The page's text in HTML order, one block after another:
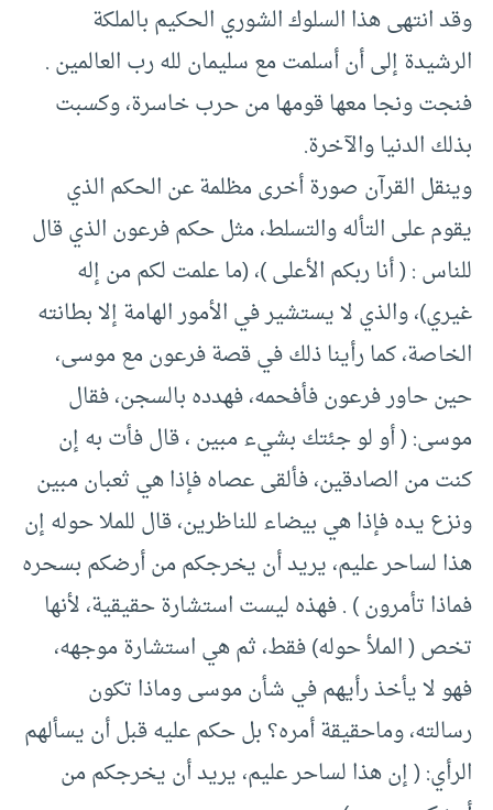
وقد انتهى هذا السلوك الشوري الحكيم بالملكة
الرشيدة إلى أن أسلمت مع سليمان لله رب العالمين .
فنجت ونجا معها قومها من حرب خاسرة، وكسبت
بذلك الدنيا والآخرة.
وينقل القرآن صورة أخرى مظلمة عن الحكم الذي
يقوم على التأله والتسلط، مثل حكم فرعون الذي قال
للناس : ( أنا ربكم الأعلى )، (ما علمت لكم من إله
غيري)، والذي لا يستشير في الأمور الهامة إلا بطانته
الخاصة، كما رأينا ذلك في قصة فرعون مع موسى،
حين حاور فرعون فأفحمه، فهدده بالسجن، فقال
موسى: ( أو لو جئتك بشيء مبين ، قال فأت به إن
كنت من الصادقين، فألقى عصاه فإذا هي ثعبان مبين
ونزع يده فإذا هي بيضاء للناظرين، قال للملا حوله إن
هذا لساحر عليم، يريد أن يخرجكم من أرضكم بسحره
فماذا تأمرون ) . فهذه ليست استشارة حقيقية، لأنها
تخص ( الملأ حوله) فقط، ثم هي استشارة موجهه،
فهو لا يأخذ رأيهم في شأن موسى وماذا تكون
رسالته، وماحقيقة أمره؟ بل حكم عليه قبل أن يسألهم
الرأي: ( إن هذا لساحر عليم، يريد أن يخرجكم من